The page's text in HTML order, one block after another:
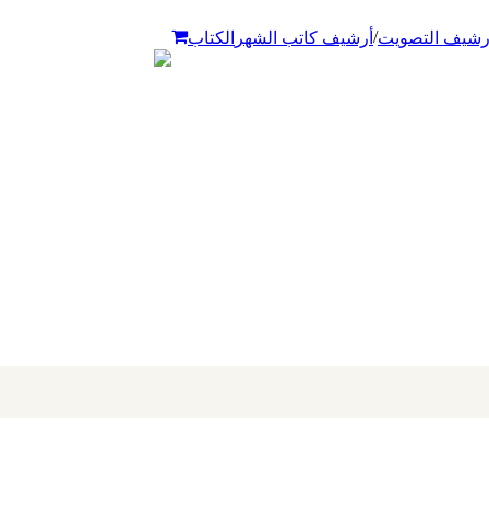
التصويت/ أرشيف كاتب الشهر الكتاب